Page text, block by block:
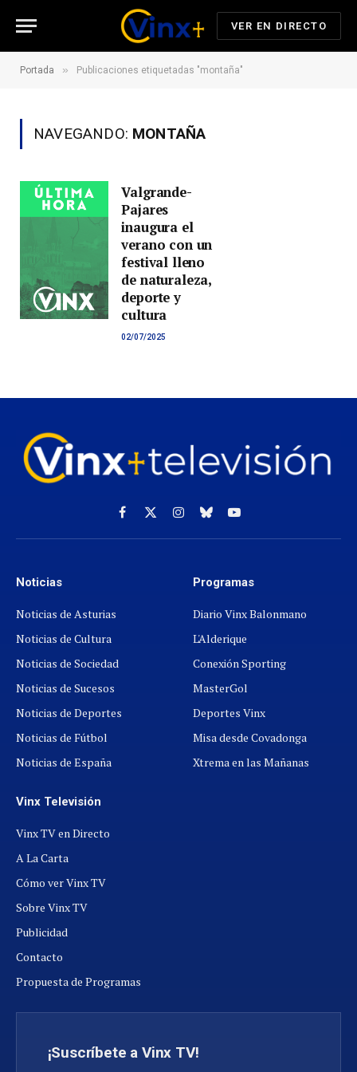
VER EN DIRECTO
Portada » Publicaciones etiquetadas "montaña"
NAVEGANDO: MONTAÑA
Valgrande-
Pajares
inaugura el
verano con un
festival lleno
de naturaleza,
deporte y
cultura
02/07/2025
Facebook
X
(Twitter)
Instagram
Cielo
azul
YouTube
Noticias
Noticias de Asturias
Noticias de Cultura
Noticias de Sociedad
Noticias de Sucesos
Noticias de Deportes
Noticias de Fútbol
Noticias de España
Programas
Diario Vinx Balonmano
L'Alderique
Conexión Sporting
MasterGol
Deportes Vinx
Misa desde Covadonga
Xtrema en las Mañanas
Vinx Televisión
Vinx TV en Directo
A La Carta
Cómo ver Vinx TV
Sobre Vinx TV
Publicidad
Contacto
Propuesta de Programas
¡Suscríbete a Vinx TV!